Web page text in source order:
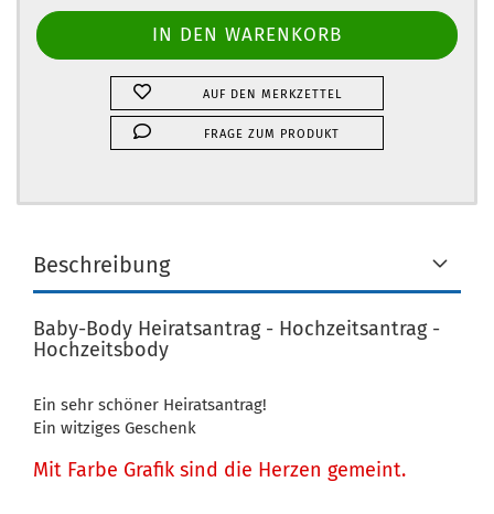
AUF DEN MERKZETTEL
FRAGE ZUM PRODUKT
Beschreibung
Baby-Body Heiratsantrag - Hochzeitsantrag -
Hochzeitsbody
Ein sehr schöner Heiratsantrag!
Ein witziges Geschenk
Mit Farbe Grafik sind die Herzen gemeint.